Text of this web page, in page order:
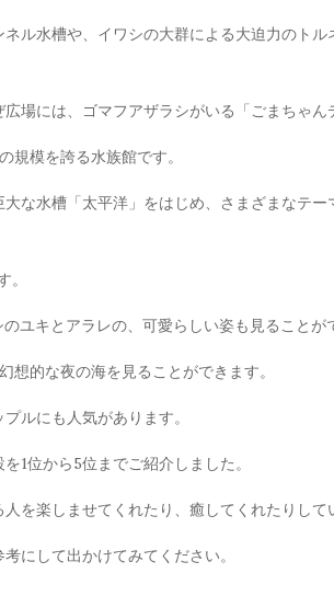
ル水槽や、イワシの大群による大迫力のト
場には、ゴマフアザラシがいる「ごまちゃん
規模を誇る水族館です。
な水槽「太平洋」をはじめ、さまざまなテー
ユキとアラレの、可愛らしい姿も見ることが
想的な夜の海を見ることができます。
ルにも人気があります。
1位から5位までご紹介しました。
を楽しませてくれたり、癒してくれたりして
にして出かけてみてください。